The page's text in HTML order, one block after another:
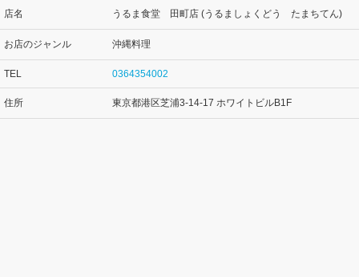
店名 うるま食堂 田町店 (うるましょくどう たまちてん)
お店のジャンル 沖縄料理
TEL 0364354002
住所 東京都港区芝浦3-14-17 ホワイトビルB1F